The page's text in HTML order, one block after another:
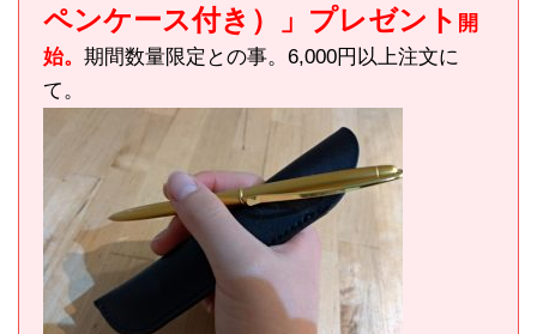
ペンケース付き）」プレゼント 開
始。 期間数量限定との事。6,000円以上注文に
て。